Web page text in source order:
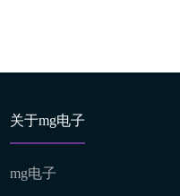
关于mg电子
mg电子